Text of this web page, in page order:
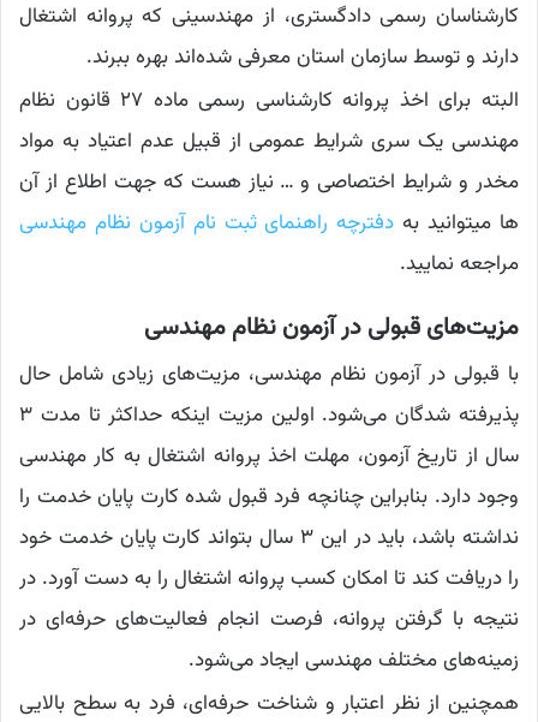
کارشناسان رسمی دادگستری، از مهندسینی که پروانه اشتغال
دارند و توسط سازمان استان معرفی شده‌اند بهره ببرند.
البته برای اخذ پروانه کارشناسی رسمی ماده ۲۷ قانون نظام
مهندسی یک سری شرایط عمومی از قبیل عدم اعتیاد به مواد
مخدر و شرایط اختصاصی و … نیاز هست که جهت اطلاع از آن
ها میتوانید به دفترچه راهنمای ثبت نام آزمون نظام مهندسی
مراجعه نمایید.
مزیت‌های قبولی در آزمون نظام مهندسی
با قبولی در آزمون نظام مهندسی، مزیت‌های زیادی شامل حال
پذیرفته شدگان می‌شود. اولین مزیت اینکه حداکثر تا مدت ۳
سال از تاریخ آزمون، مهلت اخذ پروانه اشتغال به کار مهندسی
وجود دارد. بنابراین چنانچه فرد قبول شده کارت پایان خدمت را
نداشته باشد، باید در این ۳ سال بتواند کارت پایان خدمت خود
را دریافت کند تا امکان کسب پروانه اشتغال را به دست آورد. در
نتیجه با گرفتن پروانه، فرصت انجام فعالیت‌های حرفه‌ای در
زمینه‌های مختلف مهندسی ایجاد می‌شود.
همچنین از نظر اعتبار و شناخت حرفه‌ای، فرد به سطح بالایی